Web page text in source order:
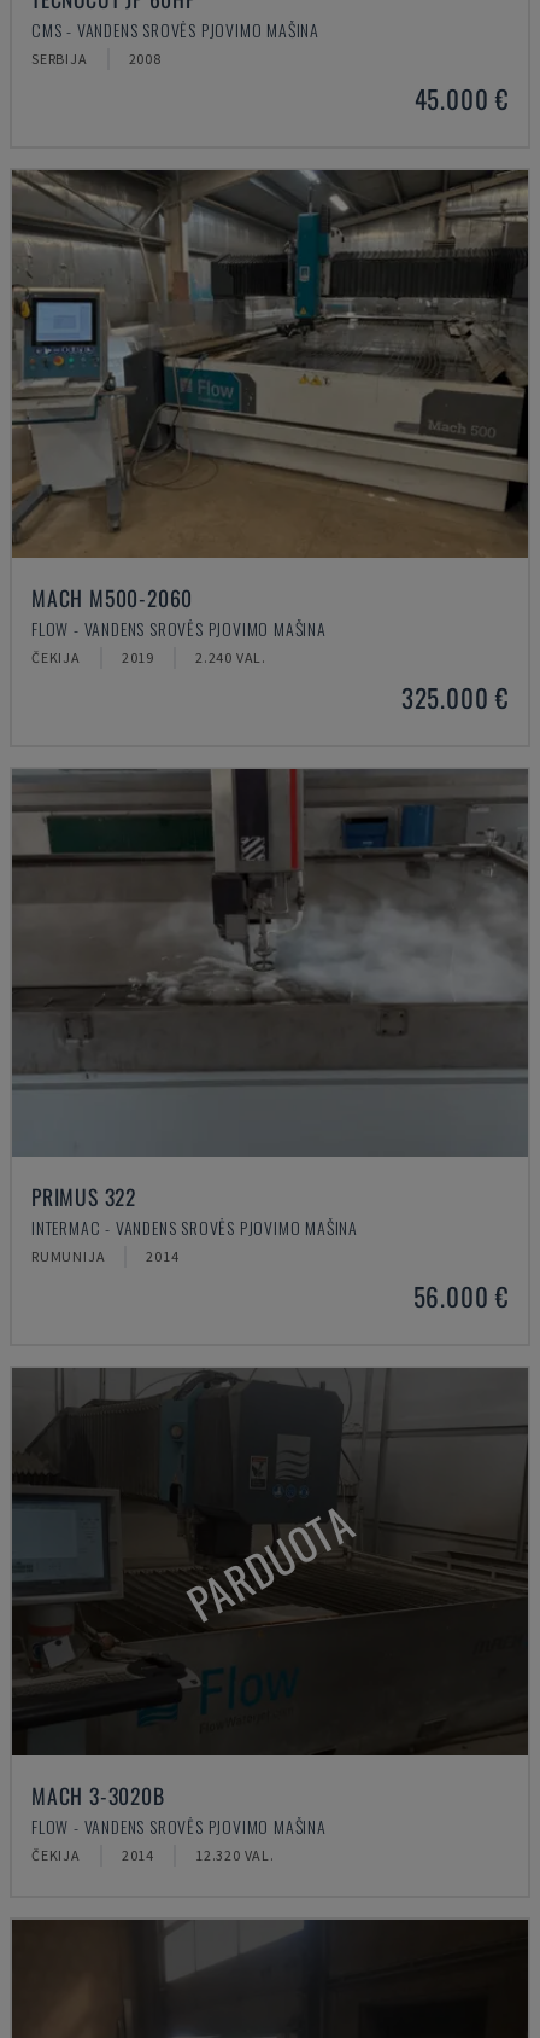
CMS - VANDENS SROVĖS PJOVIMO MAŠINA
SERBIJA 2008
45.000 €
MACH M500-2060
FLOW - VANDENS SROVĖS PJOVIMO MAŠINA
ČEKIJA 2019 2.240 VAL.
325.000 €
PRIMUS 322
INTERMAC - VANDENS SROVĖS PJOVIMO MAŠINA
RUMUNIJA 2014
56.000 €
PARDUOTA
MACH 3-3020B
FLOW - VANDENS SROVĖS PJOVIMO MAŠINA
ČEKIJA 2014 12.320 VAL.